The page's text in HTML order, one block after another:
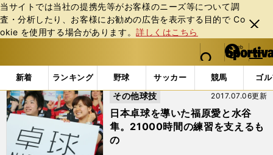
当サイトでは当社の提携先等がお客様のニーズ等について調
査・分析したり、お客様にお勧めの広告を表⽰する⽬的で Co
okie を使⽤する場合があります。詳しくはこちら
閉じ
る
web Sportiva (webスポルティーバ)
検索
マイペ
ー
ジ
メニュ
新着 ランキング 野球 サッカー 競馬 ゴ
b
ス
ポ
ル
ィ
ー
「#平野美宇」の最新ニュース・ 情報 (3ページ目)
日本卓球を導いた福原愛と水谷
隼。21000時間の練習を支えるも
の
2017.07.06更新
その他球技